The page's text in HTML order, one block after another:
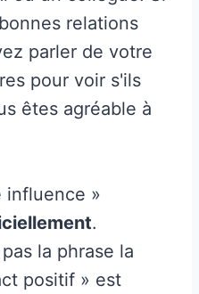
relations
parler de votre
pour voir s'ils
êtes agréable à
influence »
.
la phrase la
positif » est